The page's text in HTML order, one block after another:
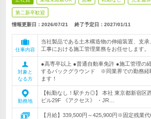
第二新卒歓迎
情報更新日：2026/07/21 終了予定日： 2027/01/11
仕事内容
当社製品である土木構造物の伸縮装置、支
工事における施工管理業務をお任せします。
対象と
なる方
●高専卒以上 ●普通自動車免許 ●施工管理の
するバックグラウンド ※同業界での勤務経
ます！
勤務地
【転勤なし！駅チカ◎】 本社 東京都新宿区
ビル29F 《アクセス》 ・JR…
【月給】339,500円～425,900円※固定残業